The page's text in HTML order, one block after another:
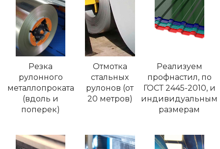
Резка
рулонного
металлопроката
(вдоль и
поперек)
Отмотка
стальных
рулонов (от
20 метров)
Реализуем
профнастил, по
ГОСТ 2445-2010, и
индивидуальным
размерам